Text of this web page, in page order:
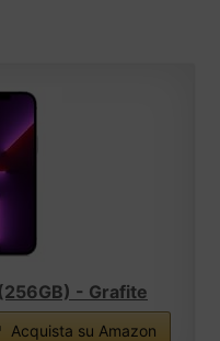
- Grafite
Acquista su Amazon